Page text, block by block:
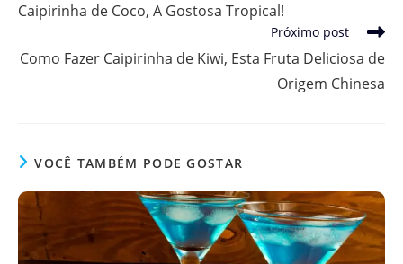
artigos
Caipirinha de Coco, A Gostosa Tropical!
Próximo post
Como Fazer Caipirinha de Kiwi, Esta Fruta Deliciosa de
Origem Chinesa
VOCÊ TAMBÉM PODE GOSTAR